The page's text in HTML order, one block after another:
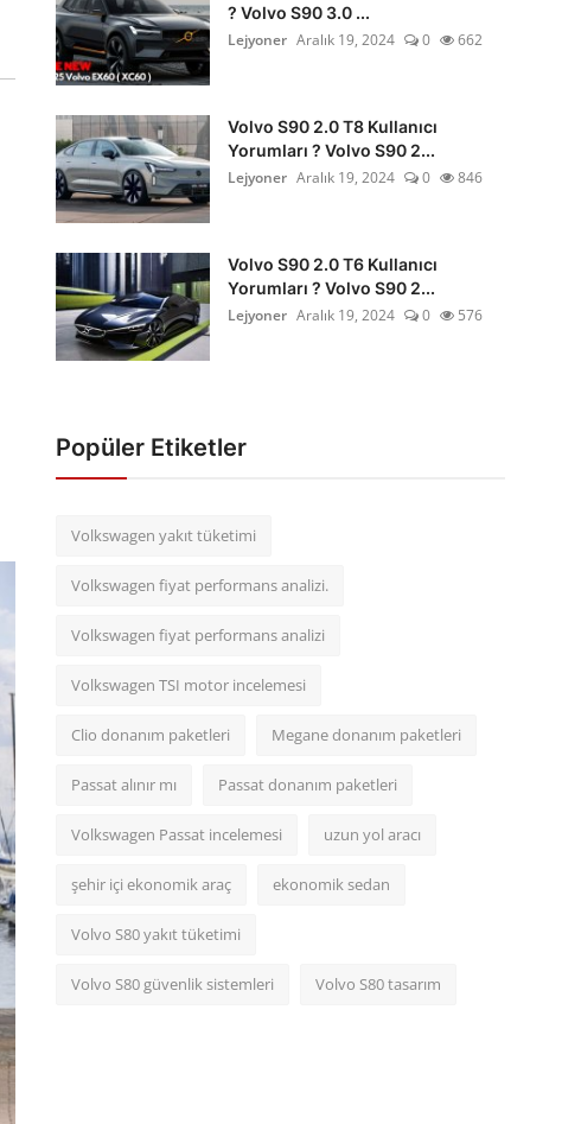
? Volvo S90 3.0 ...
Lejyoner Aralık 19, 2024 0 662
Volvo S90 2.0 T8 Kullanıcı
Yorumları ? Volvo S90 2...
Lejyoner Aralık 19, 2024 0 846
Volvo S90 2.0 T6 Kullanıcı
Yorumları ? Volvo S90 2...
Lejyoner Aralık 19, 2024 0 576
Popüler Etiketler
Volkswagen yakıt tüketimi
Volkswagen fiyat performans analizi.
Volkswagen fiyat performans analizi
Volkswagen TSI motor incelemesi
Clio donanım paketleri Megane donanım paketleri
Passat alınır mı Passat donanım paketleri
Volkswagen Passat incelemesi uzun yol aracı
şehir içi ekonomik araç ekonomik sedan
Volvo S80 yakıt tüketimi
Volvo S80 güvenlik sistemleri Volvo S80 tasarım